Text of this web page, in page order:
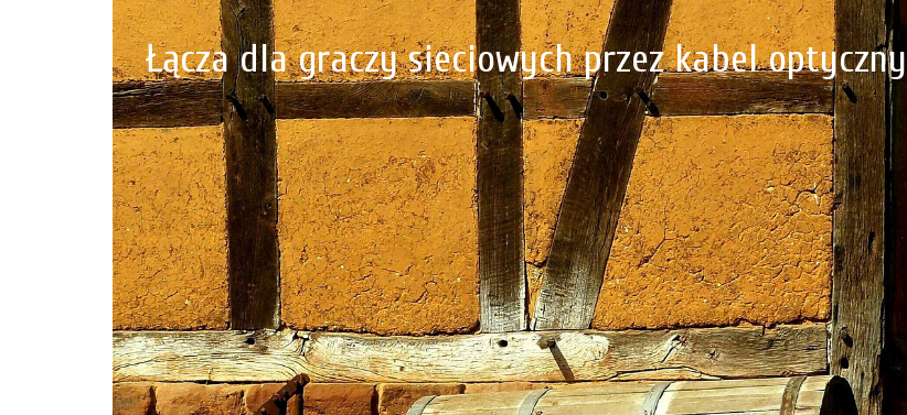
Łącza dla graczy sieciowych przez kabel optyczny